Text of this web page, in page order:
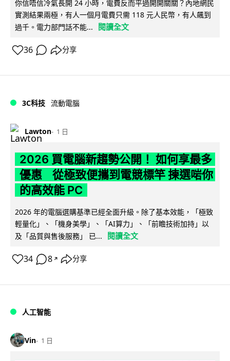
你信唔信冷氣長開 24 小時，電費反而平過開開關關？內地網民
實測結果兩極，有人一個月電費只需 118 元人民幣，有人飆到
過千。電力部門話不能...
閱讀全文
36 分享
3C科技 流動電腦
Lawton 1 日
2026 買電腦新趨勢公開！ 如何享最多
優惠 從極致便攜到電競標竿 揀選啱你
的高效能 PC
2026 年的電腦選購基準已經全面升級。除了基本效能，「極致
輕量化」、「機身美學」、「AI算力」、「前瞻技術加持」以
及「品質與售後服務」 已...
閱讀全文
34 8 ↗ 分享
人工智能
Vin 1 日